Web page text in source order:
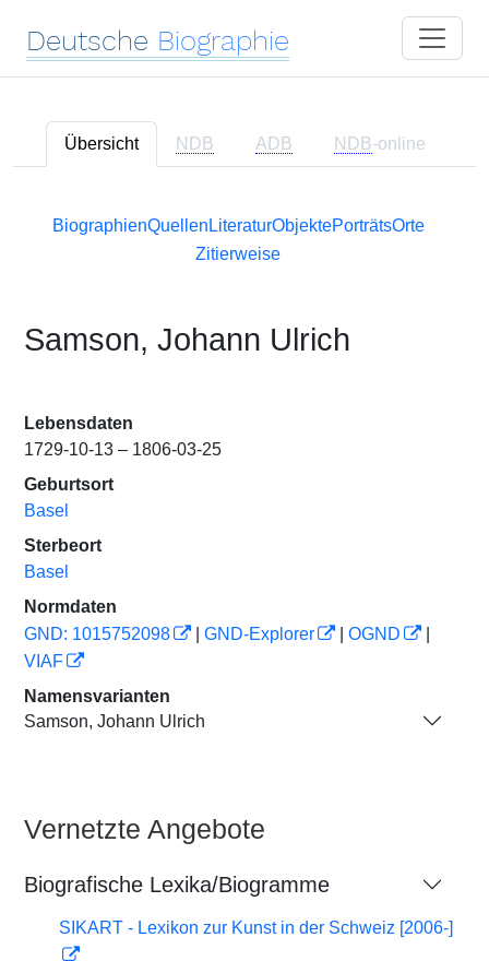
Deutsche Biographie
Übersicht NDB ADB NDB-online
BiographienQuellen LiteraturObjektePorträtsOrte
Zitierweise
Samson, Johann Ulrich
Lebensdaten
1729-10-13 – 1806-03-25
Geburtsort
Basel
Sterbeort
Basel
Normdaten
GND: 1015752098
GND-Explorer OGND
VIAF
Namensvarianten
Samson, Johann Ulrich
Vernetzte Angebote
Biografische Lexika/Biogramme
SIKART - Lexikon zur Kunst in der Schweiz [2006-]